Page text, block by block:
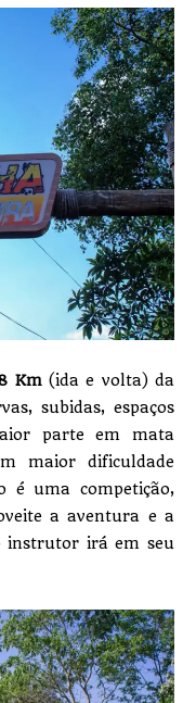
Km(ida e volta) da
subidas, espaços
parte em mata
maior dificuldade
é uma competição,
a aventura e a
instrutor irá em seu